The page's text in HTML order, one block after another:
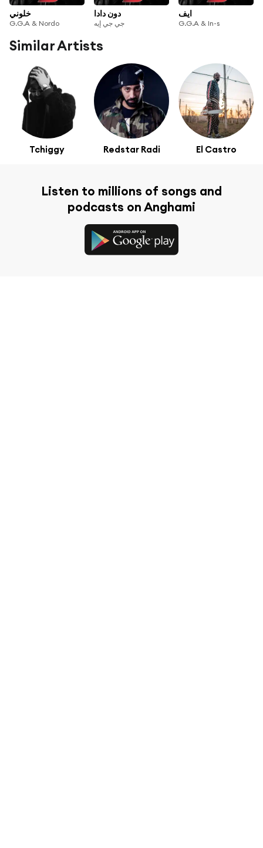
خلوني
G.G.A & Nordo
دون دادا
جي جي إيه
ايف
G.G.A & In-s
Similar Artists
Tchiggy Redstar Radi El Castro
Listen to millions of songs and
podcasts on Anghami